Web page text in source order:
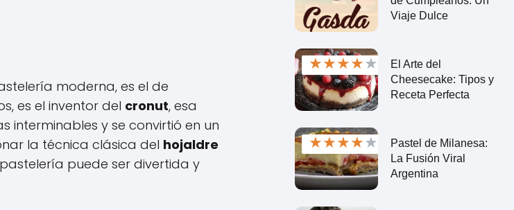
moderna, es el de
es el inventor del cronut, esa
interminables y se convirtió en un
la técnica clásica del hojaldre
puede ser divertida y
Viaje Dulce
★★★★★
El Arte del
Cheesecake: Tipos y
Receta Perfecta
★★★★★
Pastel de Milanesa:
La Fusión Viral
Argentina